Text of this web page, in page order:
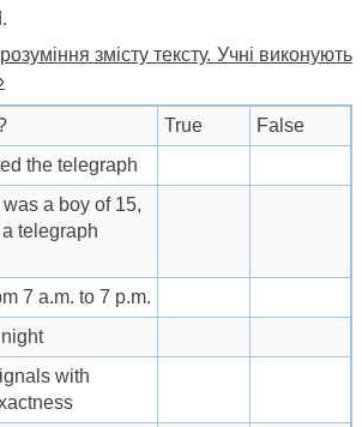
змісту тексту. Учні виконують
True
False
the telegraph
a boy of 15,
telegraph
7 a.m. to 7 p.m.
with